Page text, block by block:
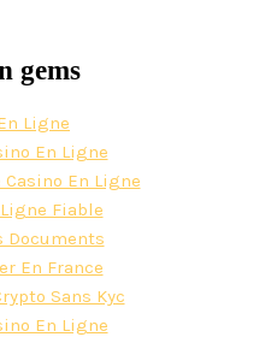
gems
Ligne
En Ligne
En Ligne
Fiable
Documents
En France
Sans Kyc
En Ligne